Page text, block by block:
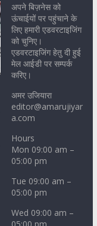
अपने बिज़नेस को
ऊंचाईयों पर पहुंचाने के
लिए हमारी एडवरटाइजिंग
को चुनिए।
एडवरटाइजिंग हेतु दी हुई
मेल आईडी पर सम्पर्क
करिए।
अमर उजियारा
editor@amarujiyar
a.com
Hours
Mon 09:00 am –
05:00 pm
Tue 09:00 am –
05:00 pm
Wed 09:00 am –
05:00 pm